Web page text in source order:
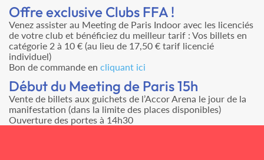
Offre exclusive Clubs FFA !
Venez assister au Meeting de Paris Indoor avec les licenciés
de votre club et bénéficiez du meilleur tarif : Vos billets en
catégorie 2 à 10 € (au lieu de 17,50 € tarif licencié
individuel)
Bon de commande en cliquant ici
Début du Meeting de Paris 15h
Vente de billets aux guichets de l’Accor Arena le jour de la
manifestation (dans la limite des places disponibles)
Ouverture des portes à 14h30